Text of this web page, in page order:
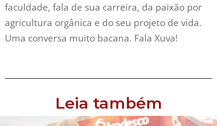
faculdade, fala de sua carreira, da paixão por
agricultura orgânica e do seu projeto de vida.
Uma conversa muito bacana. Fala Xuva!
Leia também